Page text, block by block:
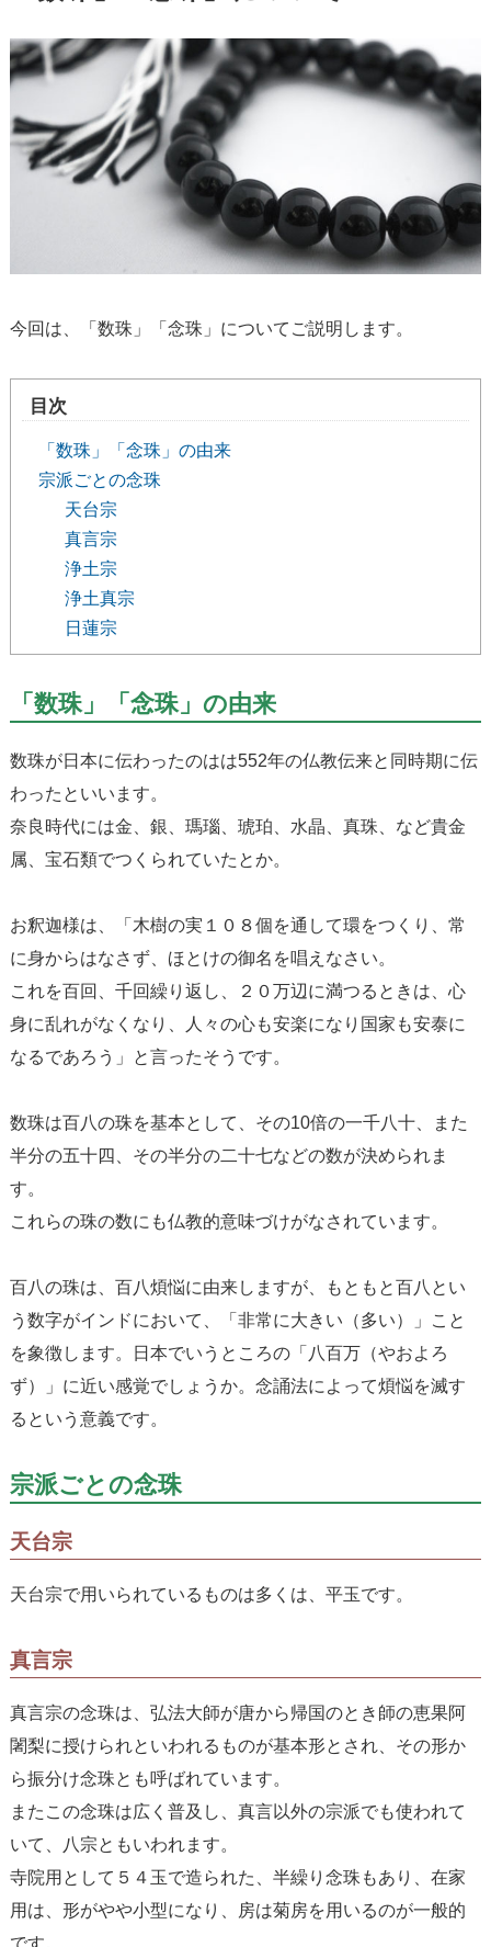
今回は、「数珠」「念珠」についてご説明します。
目次
「数珠」「念珠」の由来
宗派ごとの念珠
天台宗
真言宗
浄土宗
浄土真宗
日蓮宗
「数珠」「念珠」の由来
数珠が日本に伝わったのはは552年の仏教伝来と同時期に伝
わったといいます。
奈良時代には金、銀、瑪瑙、琥珀、水晶、真珠、など貴金
属、宝石類でつくられていたとか。
お釈迦様は、「木樹の実１０８個を通して環をつくり、常
に身からはなさず、ほとけの御名を唱えなさい。
これを百回、千回繰り返し、２０万辺に満つるときは、心
身に乱れがなくなり、人々の心も安楽になり国家も安泰に
なるであろう」と言ったそうです。
数珠は百八の珠を基本として、その10倍の一千八十、また
半分の五十四、その半分の二十七などの数が決められま
す。
これらの珠の数にも仏教的意味づけがなされています。
百八の珠は、百八煩悩に由来しますが、もともと百八とい
う数字がインドにおいて、「非常に大きい（多い）」こと
を象徴します。日本でいうところの「八百万（やおよろ
ず）」に近い感覚でしょうか。念誦法によって煩悩を滅す
るという意義です。
宗派ごとの念珠
天台宗
天台宗で用いられているものは多くは、平玉です。
真言宗
真言宗の念珠は、弘法大師が唐から帰国のとき師の恵果阿
闍梨に授けられといわれるものが基本形とされ、その形か
ら振分け念珠とも呼ばれています。
またこの念珠は広く普及し、真言以外の宗派でも使われて
いて、八宗ともいわれます。
寺院用として５４玉で造られた、半繰り念珠もあり、在家
用は、形がやや小型になり、房は菊房を用いるのが一般的
です。